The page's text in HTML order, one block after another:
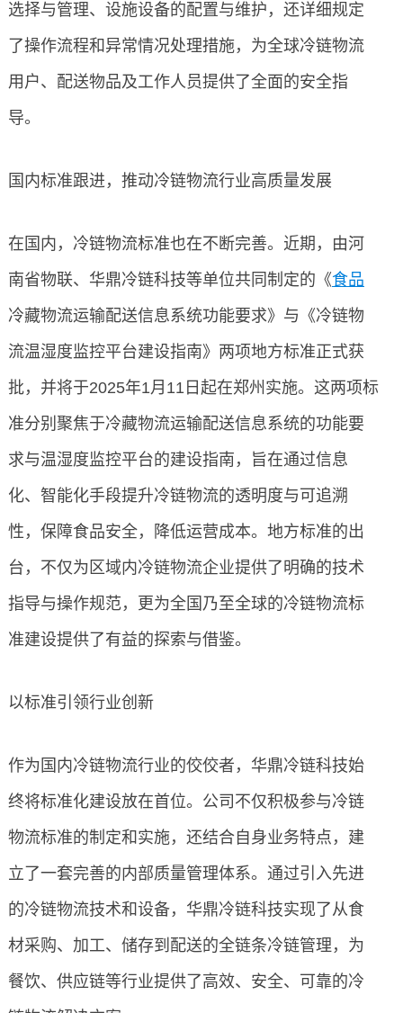
选择与管理、设施设备的配置与维护，还详细规定
了操作流程和异常情况处理措施，为全球冷链物流
用户、配送物品及工作人员提供了全面的安全指
导。
国内标准跟进，推动冷链物流行业高质量发展
在国内，冷链物流标准也在不断完善。近期，由河
南省物联、华鼎冷链科技等单位共同制定的《食品
冷藏物流运输配送信息系统功能要求》与《冷链物
流温湿度监控平台建设指南》两项地方标准正式获
批，并将于2025年1月11日起在郑州实施。这两项标
准分别聚焦于冷藏物流运输配送信息系统的功能要
求与温湿度监控平台的建设指南，旨在通过信息
化、智能化手段提升冷链物流的透明度与可追溯
性，保障食品安全，降低运营成本。地方标准的出
台，不仅为区域内冷链物流企业提供了明确的技术
指导与操作规范，更为全国乃至全球的冷链物流标
准建设提供了有益的探索与借鉴。
以标准引领行业创新
作为国内冷链物流行业的佼佼者，华鼎冷链科技始
终将标准化建设放在首位。公司不仅积极参与冷链
物流标准的制定和实施，还结合自身业务特点，建
立了一套完善的内部质量管理体系。通过引入先进
的冷链物流技术和设备，华鼎冷链科技实现了从食
材采购、加工、储存到配送的全链条冷链管理，为
餐饮、供应链等行业提供了高效、安全、可靠的冷